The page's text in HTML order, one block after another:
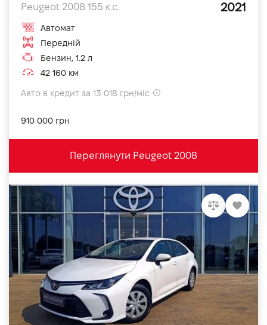
Peugeot 2008 155 к.с. 2021
Автомат
Передній
Бензин, 1.2 л
42 160 км
Авто в кредит за 13 018 грн/міс
910 000 грн
Переглянути Peugeot 2008